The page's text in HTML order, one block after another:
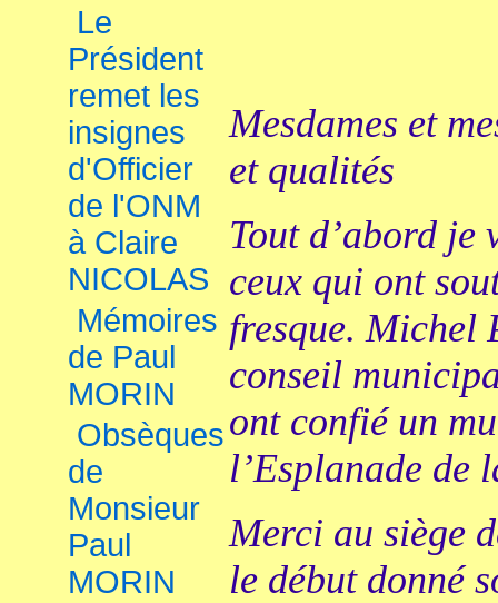
Le
Président
remet les
insignes
d'Officier
de l'ONM
à Claire
NICOLAS
Mémoires
de Paul
MORIN
Obsèques
de
Monsieur
Paul
MORIN
Mesdames et
et qualités
Tout d’abord je
ceux qui ont
fresque. Michel
conseil
ont confié un
l’Esplanade de
Merci au siège
le début donné